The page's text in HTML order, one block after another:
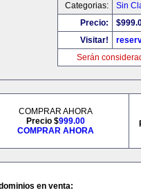
Categorias:
Sin
Precio:
Visitar!
Serán
COMPRAR AHORA
Precio $999.00
COMPRAR AHORA
en venta: